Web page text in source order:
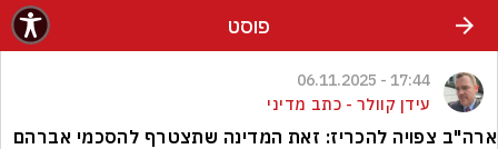
פוסט
17:44 - 06.11.2025
עידן קוולר - כתב מדיני
ארה"ב צפויה להכריז: זאת המדינה שתצטרף להסכמי אברהם